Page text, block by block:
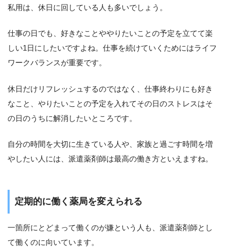
私用は、休日に回している人も多いでしょう。
仕事の日でも、好きなことややりたいことの予定を立てて楽
しい1日にしたいですよね。仕事を続けていくためにはライフ
ワークバランスが重要です。
休日だけリフレッシュするのではなく、仕事終わりにも好き
なこと、やりたいことの予定を入れてその日のストレスはそ
の日のうちに解消したいところです。
自分の時間を大切に生きている人や、家族と過ごす時間を増
やしたい人には、派遣薬剤師は最高の働き方といえますね。
定期的に働く薬局を変えられる
一箇所にとどまって働くのが嫌という人も、派遣薬剤師とし
て働くのに向いています。